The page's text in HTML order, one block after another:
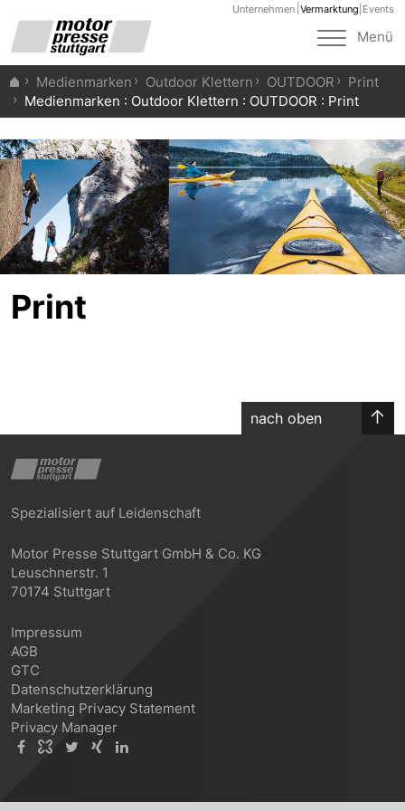
Unternehmen Vermarktung Events
Toggle
Menü
Medienmarken Outdoor Klettern OUTDOOR
Print
Medienmarken : Outdoor Klettern : OUTDOOR : Print
Print
nach oben
Spezialisiert auf Leidenschaft
Motor Presse Stuttgart GmbH & Co. KG
Leuschnerstr. 1
70174 Stuttgart
Impressum
AGB
GTC
Datenschutzerklärung
Marketing Privacy Statement
Privacy Manager